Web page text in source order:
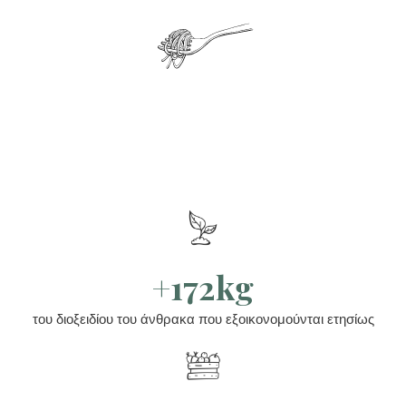
+172kg
του διοξειδίου του άνθρακα που εξοικονομούνται ετησίως